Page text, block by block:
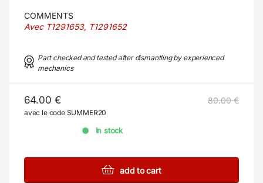
COMMENTS
Avec T1291653, T1291652
Part checked and tested after dismantling by experienced
mechanics
64.00 € 80.00 €
avec le code SUMMER20
In stock
add to cart